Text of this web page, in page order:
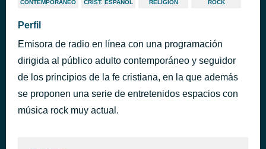
hace 27 minutos
Ricardo Arjona Lo Poco Que Tengo
Unknown
La Rompe Corazones Video Oficial Daddy Yankee ft Ozuna
Unknown
hace 39 minutos
CONTEMPORÁNEO CRIST. ESPAÑOL RELIGIÓN ROCK
Perfil
Emisora de radio en línea con una programación
dirigida al público adulto contemporáneo y seguidor
de los principios de la fe cristiana, en la que además
se proponen una serie de entretenidos espacios con
música rock muy actual.